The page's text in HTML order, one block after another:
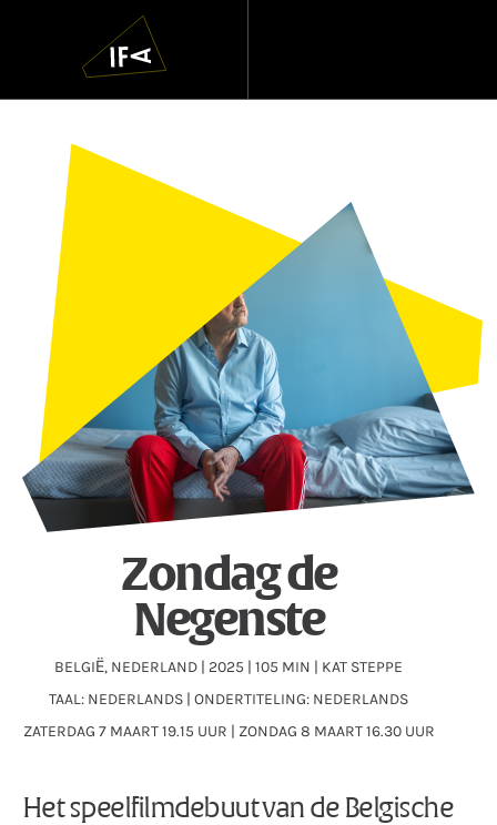
Navigatie
overslaan
Zondag de
Negenste
BELGIË, NEDERLAND | 2025 | 105 MIN | KAT STEPPE
TAAL: NEDERLANDS | ONDERTITELING: NEDERLANDS
ZATERDAG 7 MAART 19.15 UUR | ZONDAG 8 MAART 16.30 UUR
Het speelfilmdebuut van de Belgische